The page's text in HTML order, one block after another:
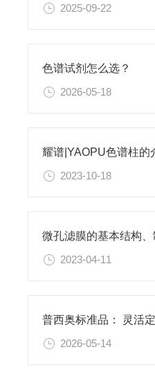
2025-09-22
色谱试剂怎么选？
2026-05-18
耀谱|YAOPU色谱柱的
2023-10-18
2023-04-11
2026-05-14